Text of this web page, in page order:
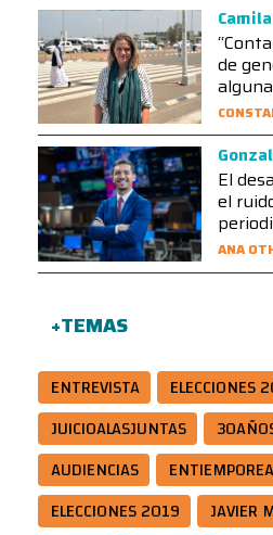
de
El
el
ANA
+TEMAS
ENTREVISTA ELECCIONES
JUICIOALASJUNTAS
AUDIENCIAS
ELECCIONES 2019
JAVIER